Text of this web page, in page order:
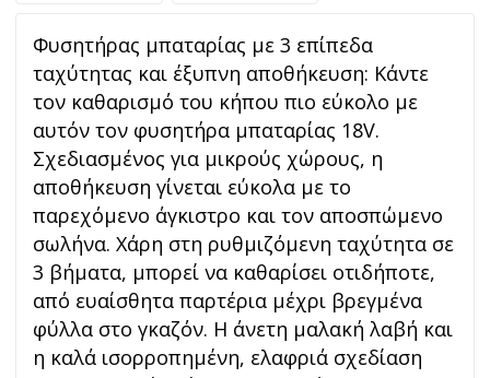
Φυσητήρας μπαταρίας με 3 επίπεδα
ταχύτητας και έξυπνη αποθήκευση: Κάντε
τον καθαρισμό του κήπου πιο εύκολο με
αυτόν τον φυσητήρα μπαταρίας 18V.
Σχεδιασμένος για μικρούς χώρους, η
αποθήκευση γίνεται εύκολα με το
παρεχόμενο άγκιστρο και τον αποσπώμενο
σωλήνα. Χάρη στη ρυθμιζόμενη ταχύτητα σε
3 βήματα, μπορεί να καθαρίσει οτιδήποτε,
από ευαίσθητα παρτέρια μέχρι βρεγμένα
φύλλα στο γκαζόν. Η άνετη μαλακή λαβή και
η καλά ισορροπημένη, ελαφριά σχεδίαση